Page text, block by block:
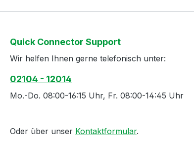
Quick Connector Support
Wir helfen Ihnen gerne telefonisch unter:
02104 - 12014
Mo.-Do. 08:00-16:15 Uhr, Fr. 08:00-14:45 Uhr
Oder über unser Kontaktformular.